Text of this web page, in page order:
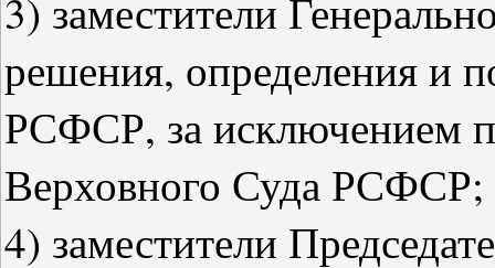
3) заместители
решения, определения и
РСФСР, за исключением
Верховного Суда РСФСР;
4) заместители